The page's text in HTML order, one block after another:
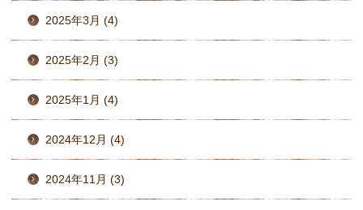
2025年3月 (4)
2025年2月 (3)
2025年1月 (4)
2024年12月 (4)
2024年11月 (3)